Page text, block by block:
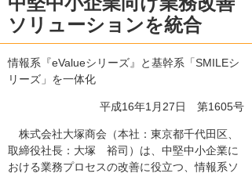
ソリューションを統合
情報系『eValueシリーズ』と基幹系「SMILEシ
リーズ」を一体化
平成16年1月27日 第1605号
株式会社大塚商会（本社：東京都千代田区、
取締役社長：大塚 裕司）は、中堅中小企業に
おける業務プロセスの改善に役立つ、情報系ソ